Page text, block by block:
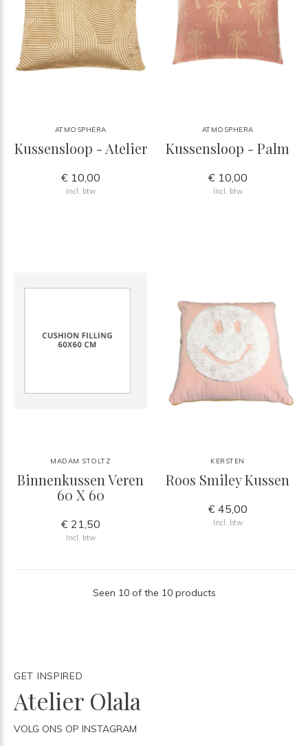
ATMOSPHERA
Kussensloop - Atelier
€ 10,00
Incl. btw
ATMOSPHERA
Kussensloop - Palm
€ 10,00
Incl. btw
MADAM STOLTZ
Binnenkussen Veren
60 X 60
€ 21,50
Incl. btw
KERSTEN
Roos Smiley Kussen
€ 45,00
Incl. btw
Seen 10 of the 10 products
GET INSPIRED
Atelier Olala
VOLG ONS OP INSTAGRAM